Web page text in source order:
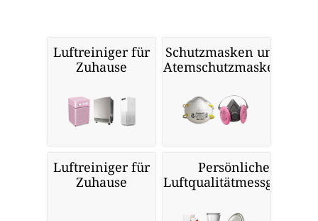
Luftreiniger für
Zuhause
Schutzmasken und
Atemschutzmasken
Luftreiniger für
Zuhause
Persönliche
Luftqualitätmessgeräte